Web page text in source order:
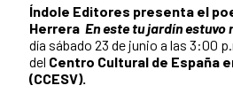
Índole Editores presenta el
Herrera En este tu jardín
día sábado 23 de junio a las 3:00
del Centro Cultural de España
(CCESV).